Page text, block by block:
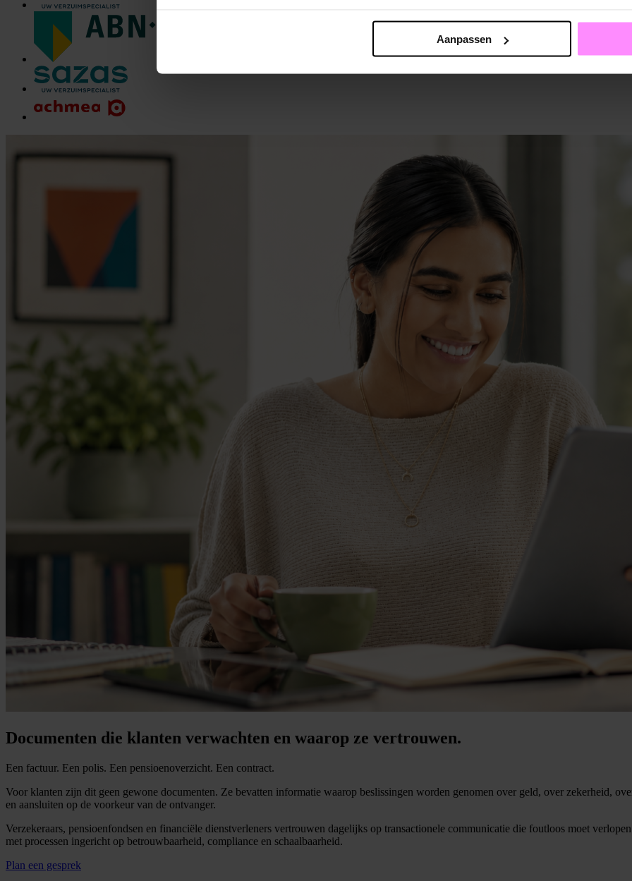
Aanpassen
Documenten die klanten verwachten en waarop ze vertrouwen.
Een factuur. Een polis. Een pensioenoverzicht. Een contract.
Voor klanten zijn dit geen gewone documenten. Ze bevatten informatie waarop beslissingen worden genomen over geld, over zekerheid,
en aansluiten op de voorkeur van de ontvanger.
Verzekeraars, pensioenfondsen en financiële dienstverleners vertrouwen dagelijks op transactionele communicatie die foutloos moet
met processen ingericht op betrouwbaarheid, compliance en schaalbaarheid.
Plan een gesprek